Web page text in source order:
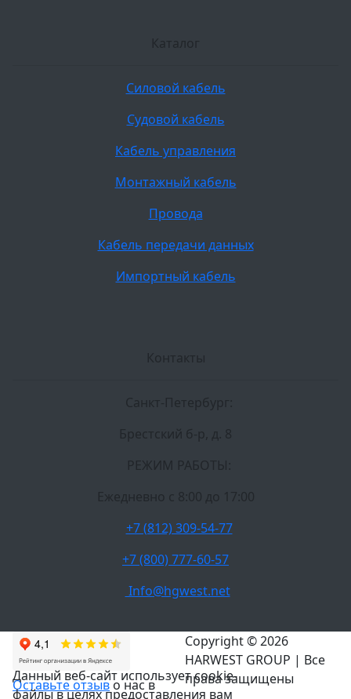
Каталог
Силовой кабель
Судовой кабель
Кабель управления
Монтажный кабель
Провода
Кабель передачи данных
Импортный кабель
Контакты
Санкт-Петербург:
Брестский б-р, д. 8
РЕЖИМ РАБОТЫ:
Ежедневно c 8:00 до 17:00
+7 (812) 309-54-77
+7 (800) 777-60-57
Info@hgwest.net
Оставьте отзыво нас в
Copyright © 2026
HARWEST GROUP | Все
права защищены
Данный веб-сайт использует cookie-
файлы в целях предоставления вам